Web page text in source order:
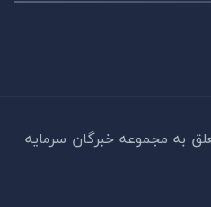
به مجموعه خبرگان سرمایه